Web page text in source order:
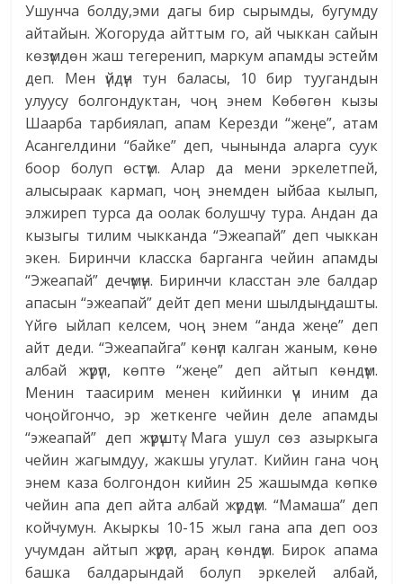
Ушунча болду,эми дагы бир сырымды, бугумду
айтайын. Жогоруда айттым го, ай чыккан сайын
көзүмдөн жаш тегеренип, маркум апамды эстейм
деп. Мен үйдүн тун баласы, 10 бир туугандын
улуусу болгондуктан, чоң энем Көбөгөн кызы
Шаарба тарбиялап, апам Керезди “жеңе”, атам
Асангелдини “байке” деп, чынында аларга суук
боор болуп өстүм. Алар да мени эркелетпей,
алысыраак кармап, чоң энемден ыйбаа кылып,
элжиреп турса да оолак болушчу тура. Андан да
кызыгы тилим чыкканда “Эжеапай” деп чыккан
экен. Биринчи класска барганга чейин апамды
“Эжеапай” дечүмүн. Биринчи класстан эле балдар
апасын “эжеапай” дейт деп мени шылдыңдашты.
Үйгө ыйлап келсем, чоң энем “анда жеңе” деп
айт деди. “Эжеапайга” көнүп калган жаным, көнө
албай жүрүп, көптө “жеңе” деп айтып көндүм.
Менин таасирим менен кийинки үч иним да
чоңойгончо, эр жеткенге чейин деле апамды
“эжеапай” деп жүрүштү. Мага ушул сөз азыркыга
чейин жагымдуу, жакшы угулат. Кийин гана чоң
энем каза болгондон кийин 25 жашымда көпкө
чейин апа деп айта албай жүрдүм. “Мамаша” деп
койчумун. Акыркы 10-15 жыл гана апа деп ооз
учумдан айтып жүрүп, араң көндүм. Бирок апама
башка балдарындай болуп эркелей албай,